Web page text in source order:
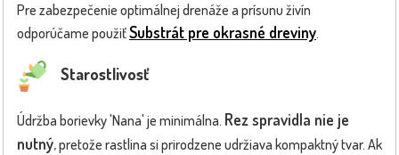
Pre zabezpečenie optimálnej drenáže a prísunu živín
odporúčame použiťSubstrát pre okrasné dreviny.
Starostlivosť
Údržba borievky 'Nana' je minimálna. Rez spravidla nie je
nutný, pretože rastlina si prirodzene udržiava kompaktný tvar. Ak